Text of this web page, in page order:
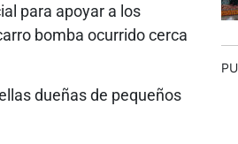
para apoyar a los
bomba ocurrido cerca
dueñas de pequeños